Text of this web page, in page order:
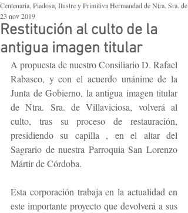
Restitución al culto de la
antigua imagen titular
Centenaria, Piadosa, Ilustre y Primitiva Hermandad de Ntra. Sra.
23 nov 2019
A propuesta de nuestro Consiliario D. Rafael
Rabasco, y con el acuerdo unánime de la
Junta de Gobierno, la antigua imagen titular
de Ntra. Sra. de Villaviciosa, volverá al
culto, tras su proceso de restauración,
presidiendo su capilla , en el altar del
Sagrario de nuestra Parroquia San Lorenzo
Mártir de Córdoba.
Esta corporación trabaja en la actualidad en
este importante proyecto que devolverá a sus